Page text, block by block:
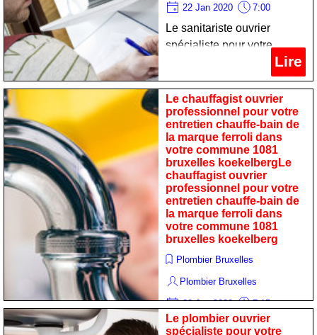
22 Jan 2020 7:00
Le sanitariste ouvrier
spécialiste pour votre
maintien calorifère de la
marque viessmann dans
votre commune 1081
bruxelles koekelberg
Lire
Le chauffagist ouvrier
professionnel pour votre
entretien chauffe-bain de
la marque ferroli dans
votre commune 1081
bruxelles koekelbergLe
chauffagist ouvrier
professionnel pour votre
entretien chauffe-bain de
la marque ferroli dans
votre commune 1081
bruxelles koekelberg
Plombier Bruxelles
Plombier Bruxelles
22 Jan 2020 7:15
Le chauffagist ouvrier Lire
Le plombier ouvrier
spécialiste pour votre